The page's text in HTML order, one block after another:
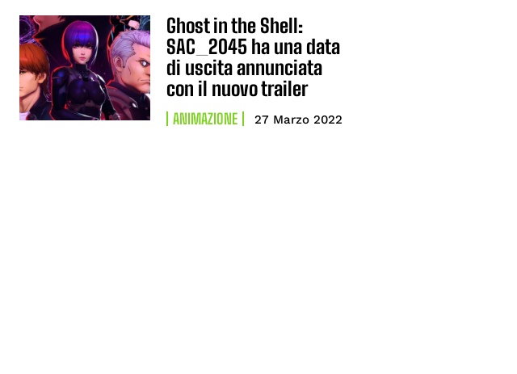
Ghost in the Shell:
SAC_2045 ha una data
di uscita annunciata
con il nuovo trailer
ANIMAZIONE 27 Marzo 2022